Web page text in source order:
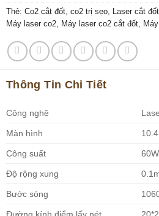
Thẻ: Co2 cắt đốt, co2 trị sẹo, Laser cắt đốt
Máy laser co2, Máy laser co2 cắt đốt,
Thông Tin Chi Tiết
Công nghệ
Màn hình
Công suất 60W
Độ rộng xung
Bước sóng